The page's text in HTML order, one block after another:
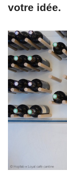
votre idée.